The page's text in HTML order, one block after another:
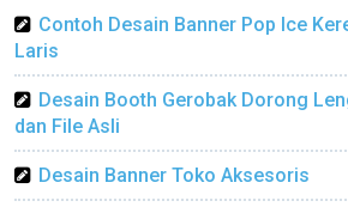
Contoh Desain Banner Pop Ice
Laris
Desain Booth Gerobak Dorong
dan File Asli
Desain Banner Toko Aksesoris